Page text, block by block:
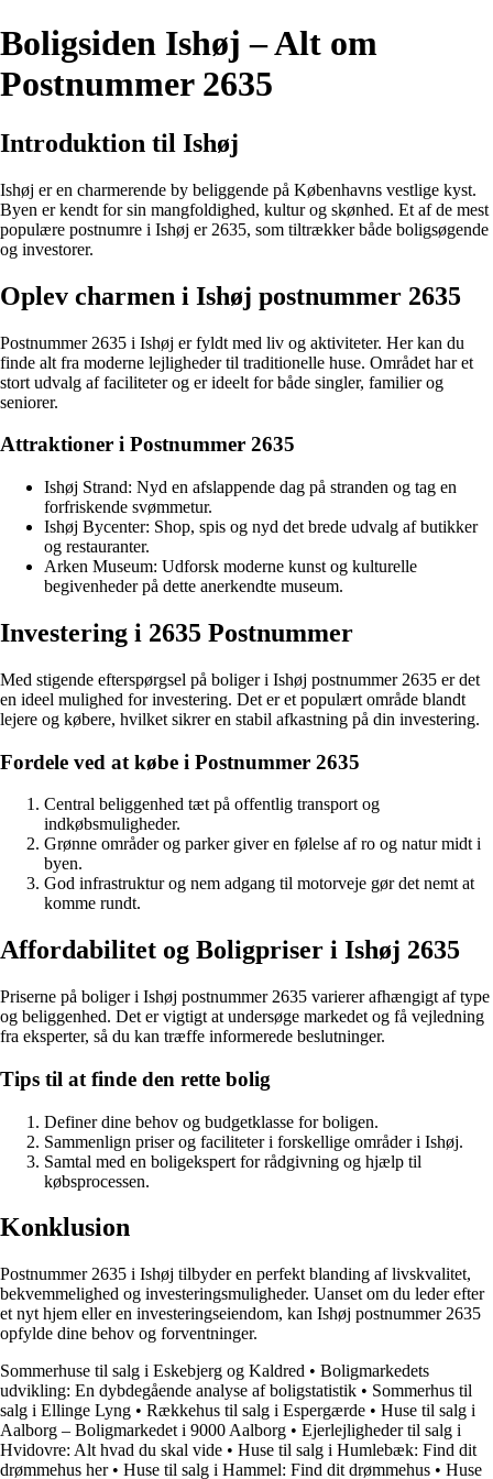
Boligsiden Ishøj – Alt om
Postnummer 2635
Introduktion til Ishøj
Ishøj er en charmerende by beliggende på Københavns vestlige kyst.
Byen er kendt for sin mangfoldighed, kultur og skønhed. Et af de mest
populære postnumre i Ishøj er 2635, som tiltrækker både boligsøgende
og investorer.
Oplev charmen i Ishøj postnummer 2635
Postnummer 2635 i Ishøj er fyldt med liv og aktiviteter. Her kan du
finde alt fra moderne lejligheder til traditionelle huse. Området har et
stort udvalg af faciliteter og er ideelt for både singler, familier og
seniorer.
Attraktioner i Postnummer 2635
Ishøj Strand: Nyd en afslappende dag på stranden og tag en
forfriskende svømmetur.
Ishøj Bycenter: Shop, spis og nyd det brede udvalg af butikker
og restauranter.
Arken Museum: Udforsk moderne kunst og kulturelle
begivenheder på dette anerkendte museum.
Investering i 2635 Postnummer
Med stigende efterspørgsel på boliger i Ishøj postnummer 2635 er det
en ideel mulighed for investering. Det er et populært område blandt
lejere og købere, hvilket sikrer en stabil afkastning på din investering.
Fordele ved at købe i Postnummer 2635
Central beliggenhed tæt på offentlig transport og
indkøbsmuligheder.
Grønne områder og parker giver en følelse af ro og natur midt i
byen.
God infrastruktur og nem adgang til motorveje gør det nemt at
komme rundt.
Affordabilitet og Boligpriser i Ishøj 2635
Priserne på boliger i Ishøj postnummer 2635 varierer afhængigt af type
og beliggenhed. Det er vigtigt at undersøge markedet og få vejledning
fra eksperter, så du kan træffe informerede beslutninger.
Tips til at finde den rette bolig
Definer dine behov og budgetklasse for boligen.
Sammenlign priser og faciliteter i forskellige områder i Ishøj.
Samtal med en boligekspert for rådgivning og hjælp til
købsprocessen.
Konklusion
Postnummer 2635 i Ishøj tilbyder en perfekt blanding af livskvalitet,
bekvemmelighed og investeringsmuligheder. Uanset om du leder efter
et nyt hjem eller en investeringseiendom, kan Ishøj postnummer 2635
opfylde dine behov og forventninger.
Sommerhuse til salg i Eskebjerg og Kaldred • Boligmarkedets
udvikling: En dybdegående analyse af boligstatistik • Sommerhus til
salg i Ellinge Lyng • Rækkehus til salg i Espergærde • Huse til salg i
Aalborg – Boligmarkedet i 9000 Aalborg • Ejerlejligheder til salg i
Hvidovre: Alt hvad du skal vide • Huse til salg i Humlebæk: Find dit
drømmehus her• Huse til salg i Hammel: Find dit drømmehus • Huse